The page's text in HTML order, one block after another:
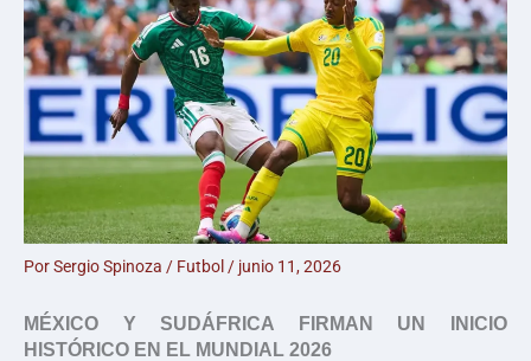
PorSergio Spinoza / Futbol / junio 11, 2026
MÉXICO Y SUDÁFRICA FIRMAN UN INICIO
HISTÓRICO EN EL MUNDIAL 2026